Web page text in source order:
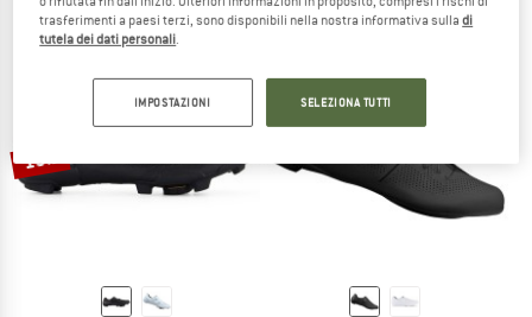
Our summer sale enters its next
phase
NOW UP TO 50% OFF
15%
trasferimenti a paesi terzi, sono disponibili nella nostra informativa sulladi
tutela dei dati personali
IMPOSTAZIONI SELEZIONA TUTTI